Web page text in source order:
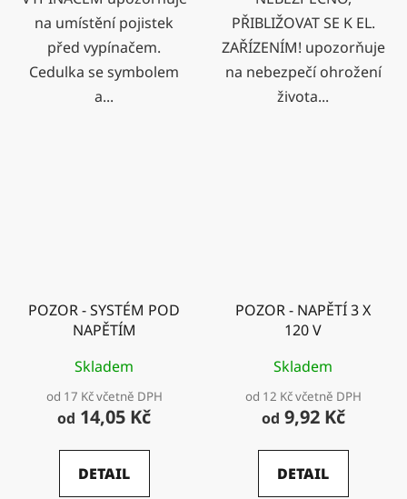
na umístění pojistek
před vypínačem.
Cedulka se symbolem
a...
PŘIBLIŽOVAT SE K EL.
ZAŘÍZENÍM! upozorňuje
na nebezpečí ohrožení
života...
POZOR - SYSTÉM POD
NAPĚTÍM
Skladem
od 17 Kč včetně DPH
od 14,05 Kč
DETAIL
POZOR - NAPĚTÍ 3 X
120 V
Skladem
od 12 Kč včetně DPH
od 9,92 Kč
DETAIL